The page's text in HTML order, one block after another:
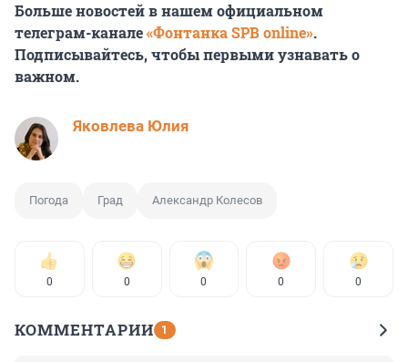
Больше новостей в нашем официальном
телеграм-канале«Фонтанка SPB online».
Подписывайтесь, чтобы первыми узнавать о
важном.
Яковлева Юлия
Погода Град Александр Колесов
0 0 0 0 0
КОММЕНТАРИИ 1